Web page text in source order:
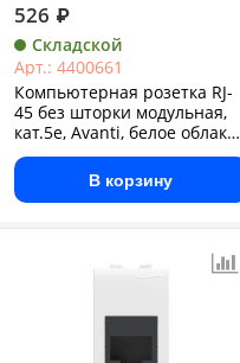
526 ₽
Складской
Арт.: 4400661
Компьютерная розетка RJ-
45 без шторки модульная,
кат.5е, Avanti, белое облако,
1 модуль
В корзину